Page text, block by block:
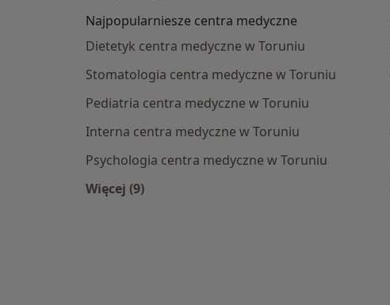
Najpopularniesze centra medyczne
Dietetyk centra medyczne w Toruniu
Stomatologia centra medyczne w Toruniu
Pediatria centra medyczne w Toruniu
Interna centra medyczne w Toruniu
Psychologia centra medyczne w Toruniu
Więcej (9)